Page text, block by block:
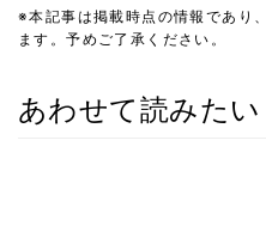
※本記事は掲載時点の情報であり
ます。予めご了承ください。
あわせて読みたい